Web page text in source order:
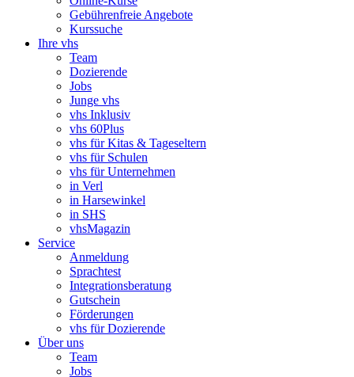
Gebührenfreie Angebote
Kurssuche
Ihre vhs
Team
Dozierende
Jobs
Junge vhs
vhs Inklusiv
vhs 60Plus
vhs für Kitas & Tageseltern
vhs für Schulen
vhs für Unternehmen
in Verl
in Harsewinkel
in SHS
vhsMagazin
Service
Anmeldung
Sprachtest
Integrationsberatung
Gutschein
Förderungen
vhs für Dozierende
Über uns
Team
Jobs